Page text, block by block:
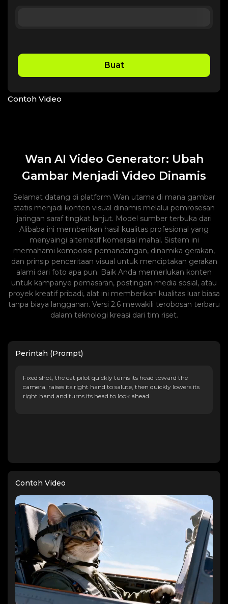
Buat
Contoh Video
Wan AI Video Generator: Ubah
Gambar Menjadi Video Dinamis
Selamat datang di platform Wan utama di mana gambar
statis menjadi konten visual dinamis melalui pemrosesan
jaringan saraf tingkat lanjut. Model sumber terbuka dari
Alibaba ini memberikan hasil kualitas profesional yang
menyaingi alternatif komersial mahal. Sistem ini
memahami komposisi pemandangan, dinamika gerakan,
dan prinsip penceritaan visual untuk menciptakan gerakan
alami dari foto apa pun. Baik Anda memerlukan konten
untuk kampanye pemasaran, postingan media sosial, atau
proyek kreatif pribadi, alat ini memberikan kualitas luar biasa
tanpa biaya langganan. Versi 2.6 mewakili terobosan terbaru
dalam teknologi kreasi dari tim riset.
Perintah (Prompt)
Fixed shot, the cat pilot quickly turns its head toward the
camera, raises its right hand to salute, then quickly lowers its
right hand and turns its head to look ahead.
Contoh Video